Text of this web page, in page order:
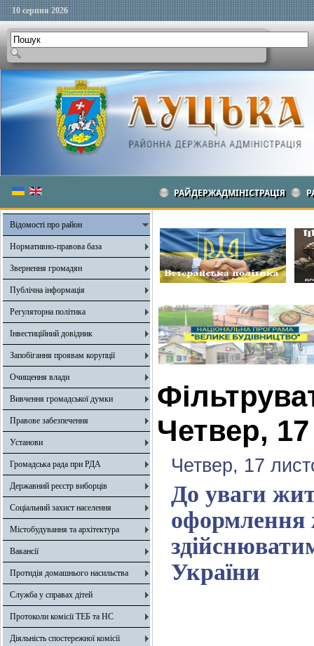
10 серпня 2026
РАЙДЕРЖАДМІНІСТРАЦІЯ
Відомості про район
Нормативно-правова база
Звернення громадян
Публічна інформація
Регуляторна політика
Інвестиційний довідник
Запобігання проявам корупції
Очищення влади
Вивчення громадської думки
Правове забезпечення
Установи
Громадська рада при РДА
Державний реєстр виборців
Соціальний захист населення
Містобудування та архітектура
Вакансії
Протидія домашнього насильства
Служба у справах дітей
Протоколи комісії ТЕБ та НС
Діяльність спостережної комісії
Четвер,
Четвер, 17
До уваги
оформлення
України